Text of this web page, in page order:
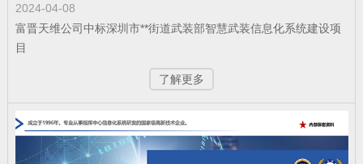
平台顺利通过验收
赋能“东数西算” 筑就丝路算力底座——富
晋天维承建的新疆某…
2024-04-08
富晋天维公司中标深圳市**街道武装部智慧武装信息化系统建设项
目
了解更多